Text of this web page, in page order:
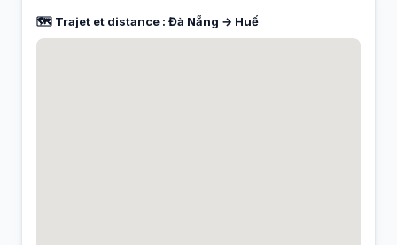
🗺️ Trajet et distance : Đà Nẵng → Huế